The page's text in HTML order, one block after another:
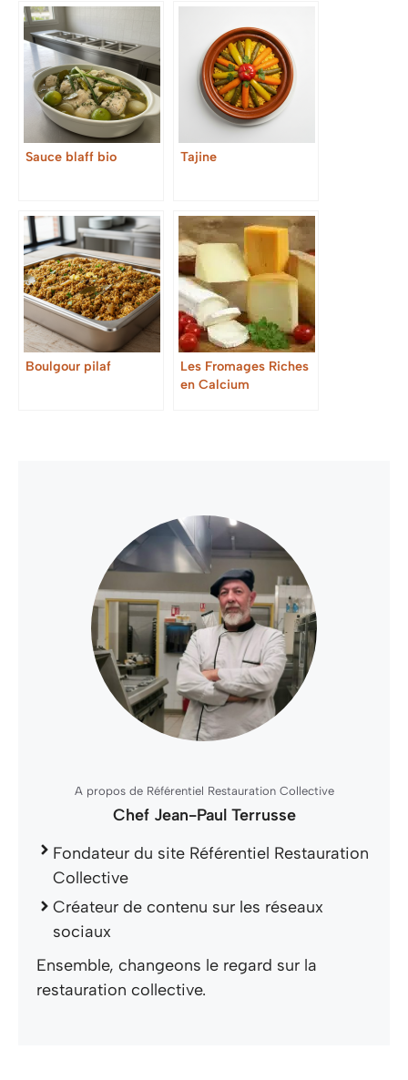
Sauce blaff bio Tajine
Boulgour pilaf
Les Fromages Riches
en Calcium
A propos de Référentiel Restauration Collective
Chef Jean-Paul Terrusse
Fondateur du site Référentiel Restauration
Collective
Créateur de contenu sur les réseaux
sociaux
Ensemble, changeons le regard sur la
restauration collective.